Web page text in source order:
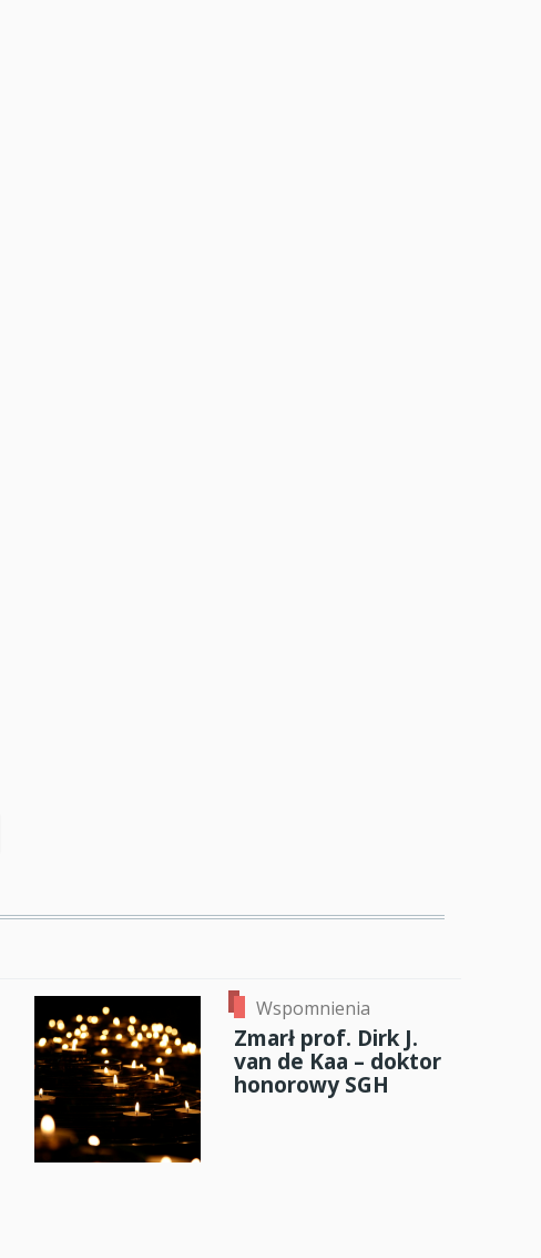
Wspomnienia
Zmarł prof. Dirk J.
van de Kaa – doktor
honorowy SGH